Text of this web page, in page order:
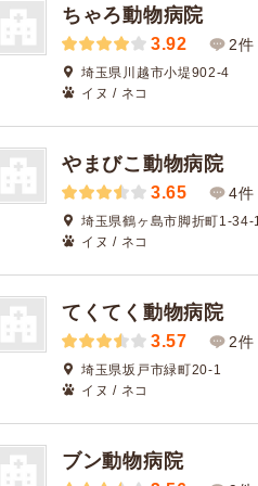
ちゃろ動物病院
3.92 2件
埼玉県川越市小堤902-4
イヌ / ネコ
やまびこ動物病院
3.65 4件
埼玉県鶴ヶ島市脚折町1-34-
イヌ / ネコ
てくてく動物病院
3.57 2件
埼玉県坂戸市緑町20-1
イヌ / ネコ
ブン動物病院